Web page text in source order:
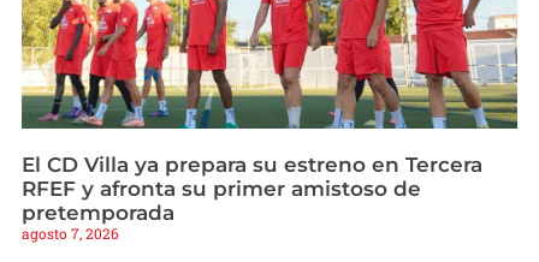
El CD Villa ya prepara su estreno en Tercera
RFEF y afronta su primer amistoso de
pretemporada
agosto 7, 2026